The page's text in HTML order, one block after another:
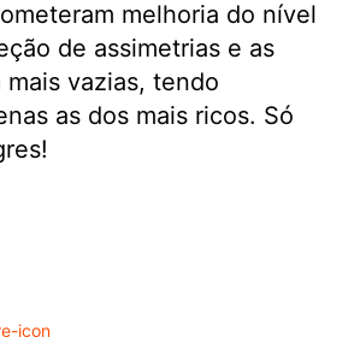
melhoria do nível
de assimetrias e as
mais vazias, tendo
as dos mais ricos. Só